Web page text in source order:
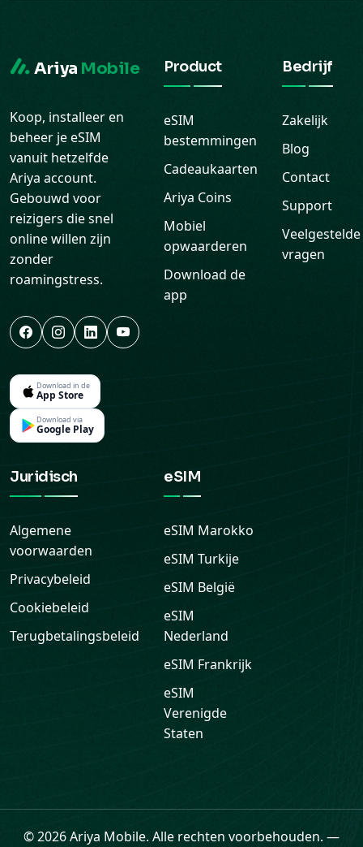
Ariya Mobile
Koop, installeer en
beheer je eSIM
vanuit hetzelfde
Ariya account.
Gebouwd voor
reizigers die snel
online willen zijn
zonder
roamingstress.
Download in de
App Store
Download via
Google Play
Product
eSIM
bestemmingen
Cadeaukaarten
Ariya Coins
Mobiel
opwaarderen
Download de
app
Bedrijf
Zakelijk
Blog
Contact
Support
Veelgestelde
vragen
Juridisch
Algemene
voorwaarden
Privacybeleid
Cookiebeleid
Terugbetalingsbeleid
eSIM
eSIM Marokko
eSIM Turkije
eSIM België
eSIM
Nederland
eSIM Frankrijk
eSIM
Verenigde
Staten
© 2026 Ariya Mobile. Alle rechten voorbehouden. —
Ondersteuning